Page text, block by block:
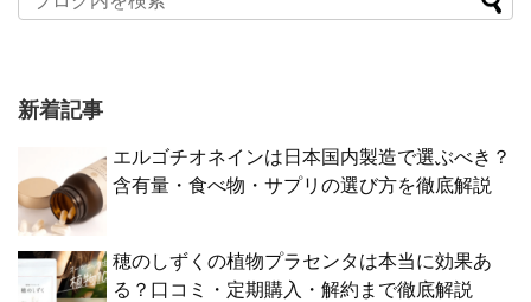
新着記事
エルゴチオネインは日本国内製造で選ぶべき？
含有量・食べ物・サプリの選び方を徹底解説
穂のしずくの植物プラセンタは本当に効果あ
る？口コミ・定期購入・解約まで徹底解説